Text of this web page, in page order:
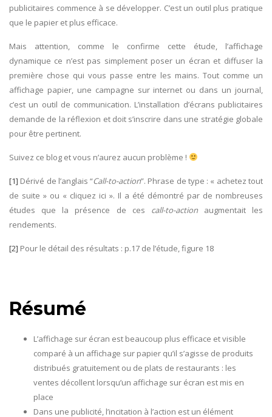
publicitaires commence à se développer. C’est un outil plus pratique
que le papier et plus efficace.
Mais attention, comme le confirme cette étude, l’affichage
dynamique ce n’est pas simplement poser un écran et diffuser la
première chose qui vous passe entre les mains. Tout comme un
affichage papier, une campagne sur internet ou dans un journal,
c’est un outil de communication. L’installation d’écrans publicitaires
demande de la réflexion et doit s’inscrire dans une stratégie globale
pour être pertinent.
Suivez ce blog et vous n’aurez aucun problème !
[1] Dérivé de l’anglais “Call-to-action”. Phrase de type : « achetez tout
de suite » ou « cliquez ici ». Il a été démontré par de nombreuses
études que la présence de ces call-to-actionaugmentait les
rendements.
[2] Pour le détail des résultats : p.17 de l’étude, figure 18
Résumé
L’affichage sur écran est beaucoup plus efficace et visible
comparé à un affichage sur papier qu’il s’agisse de produits
distribués gratuitement ou de plats de restaurants : les
ventes décollent lorsqu’un affichage sur écran est mis en
place
Dans une publicité, l’incitation à l’action est un élément